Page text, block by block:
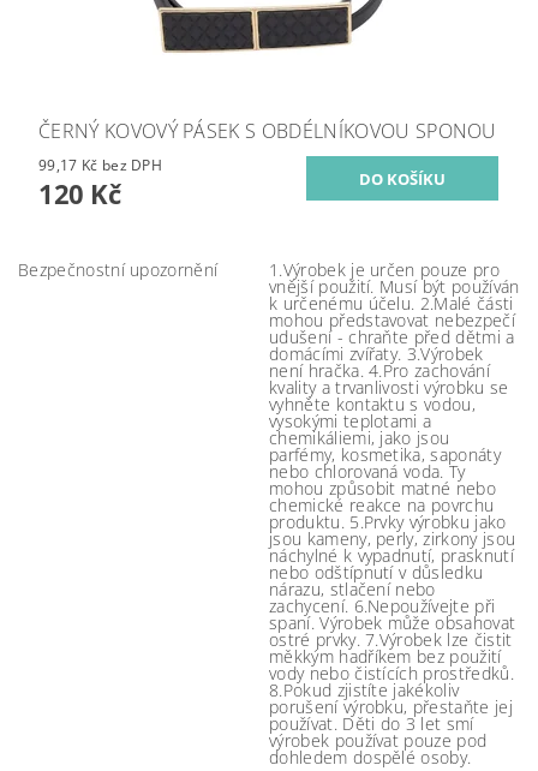
ČERNÝ KOVOVÝ PÁSEK S OBDÉLNÍKOVOU SPONOU
99,17 Kč bez DPH
120 Kč
Bezpečnostní upozornění 1.Výrobek je určen pouze pro
vnější použití. Musí být používán
k určenému účelu. 2.Malé části
mohou představovat nebezpečí
udušení - chraňte před dětmi a
domácími zvířaty. 3.Výrobek
není hračka. 4.Pro zachování
kvality a trvanlivosti výrobku se
vyhněte kontaktu s vodou,
vysokými teplotami a
chemikáliemi, jako jsou
parfémy, kosmetika, saponáty
nebo chlorovaná voda. Ty
mohou způsobit matné nebo
chemické reakce na povrchu
produktu. 5.Prvky výrobku jako
jsou kameny, perly, zirkony jsou
náchylné k vypadnutí, prasknutí
nebo odštípnutí v důsledku
nárazu, stlačení nebo
zachycení. 6.Nepoužívejte při
spaní. Výrobek může obsahovat
ostré prvky. 7.Výrobek lze čistit
měkkým hadříkem bez použití
vody nebo čistících prostředků.
8.Pokud zjistíte jakékoliv
porušení výrobku, přestaňte jej
používat. Děti do 3 let smí
výrobek používat pouze pod
dohledem dospělé osoby.